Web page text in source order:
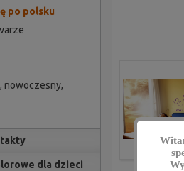
po polsku
nowoczesny,
dla dzieci